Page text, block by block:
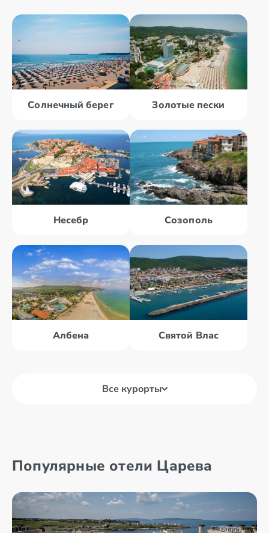
Солнечный берег Золотые пески
Несебр Созополь
Албена Святой Влас
Все курорты
Солнечный
берег
Популярные отели Царева